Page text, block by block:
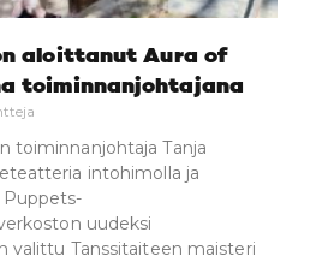
aloittanut Aura of
toiminnanjohtajana
toiminnanjohtaja Tanja
intohimolla ja
Puppets-
uudeksi
valittu Tanssitaiteen maisteri